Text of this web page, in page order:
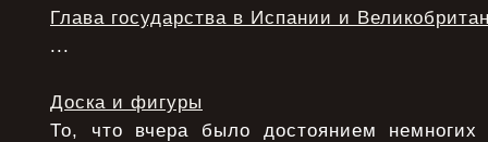
Глава государства в Испании и
...
Доска и фигуры
То, что вчера было достоянием немногих